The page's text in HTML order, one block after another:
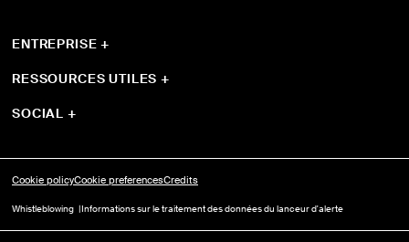
ENTREPRISE+
Sistemi
RESSOURCES UTILES+
Télécharger
SOCIAL +
Cookie policyCookie preferencesCredits
Whistleblowing Informations sur le traitement des données du lanceur d'alerte